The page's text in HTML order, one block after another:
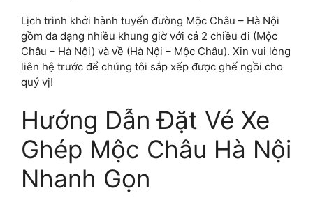
Lịch trình khởi hành tuyến đường Mộc Châu – Hà Nội
gồm đa dạng nhiều khung giờ với cả 2 chiều đi (Mộc
Châu – Hà Nội) và về (Hà Nội – Mộc Châu). Xin vui lòng
liên hệ trước để chúng tôi sắp xếp được ghế ngồi cho
quý vị!
Hướng Dẫn Đặt Vé Xe
Ghép Mộc Châu Hà Nội
Nhanh Gọn